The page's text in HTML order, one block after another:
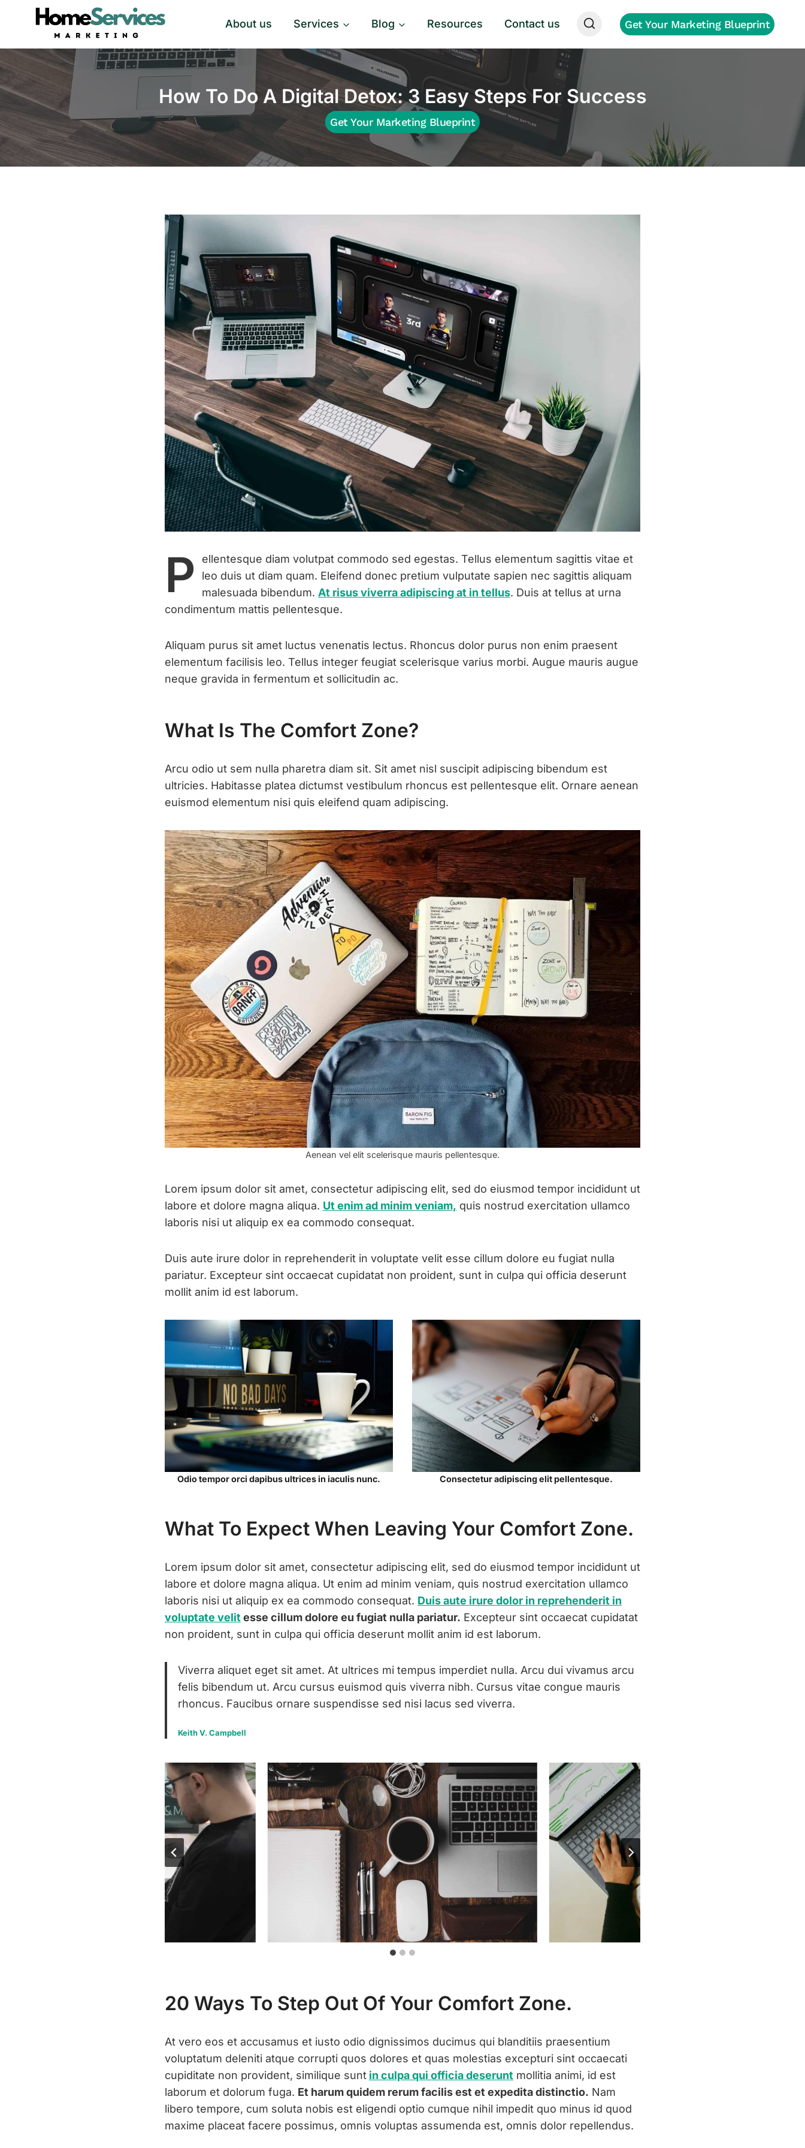
About us Services Blog Resources Contact us Get Your Marketing Blueprint
How To Do A Digital Detox: 3 Easy Steps For Success
Get Your Marketing Blueprint
P
ellentesque diam volutpat commodo sed egestas. Tellus elementum sagittis vitae et
leo duis ut diam quam. Eleifend donec pretium vulputate sapien nec sagittis aliquam
malesuada bibendum. At risus viverra adipiscing at in tellus. Duis at tellus at urna
condimentum mattis pellentesque.
Aliquam purus sit amet luctus venenatis lectus. Rhoncus dolor purus non enim praesent
elementum facilisis leo. Tellus integer feugiat scelerisque varius morbi. Augue mauris augue
neque gravida in fermentum et sollicitudin ac.
What Is The Comfort Zone?
Arcu odio ut sem nulla pharetra diam sit. Sit amet nisl suscipit adipiscing bibendum est
ultricies. Habitasse platea dictumst vestibulum rhoncus est pellentesque elit. Ornare aenean
euismod elementum nisi quis eleifend quam adipiscing.
Aenean vel elit scelerisque mauris pellentesque.
Lorem ipsum dolor sit amet, consectetur adipiscing elit, sed do eiusmod tempor incididunt ut
labore et dolore magna aliqua. Ut enim ad minim veniam, quis nostrud exercitation ullamco
laboris nisi ut aliquip ex ea commodo consequat.
Duis aute irure dolor in reprehenderit in voluptate velit esse cillum dolore eu fugiat nulla
pariatur. Excepteur sint occaecat cupidatat non proident, sunt in culpa qui officia deserunt
mollit anim id est laborum.
Odio tempor orci dapibus ultrices in iaculis nunc. Consectetur adipiscing elit pellentesque.
What To Expect When Leaving Your Comfort Zone.
Lorem ipsum dolor sit amet, consectetur adipiscing elit, sed do eiusmod tempor incididunt ut
labore et dolore magna aliqua. Ut enim ad minim veniam, quis nostrud exercitation ullamco
laboris nisi ut aliquip ex ea commodo consequat. Duis aute irure dolor in reprehenderit in
voluptate velit esse cillum dolore eu fugiat nulla pariatur. Excepteur sint occaecat cupidatat
non proident, sunt in culpa qui officia deserunt mollit anim id est laborum.
Viverra aliquet eget sit amet. At ultrices mi tempus imperdiet nulla. Arcu dui vivamus arcu
felis bibendum ut. Arcu cursus euismod quis viverra nibh. Cursus vitae congue mauris
rhoncus. Faucibus ornare suspendisse sed nisi lacus sed viverra.
Keith V. Campbell
20 Ways To Step Out Of Your Comfort Zone.
At vero eos et accusamus et iusto odio dignissimos ducimus qui blanditiis praesentium
voluptatum deleniti atque corrupti quos dolores et quas molestias excepturi sint occaecati
cupiditate non provident, similique sunt in culpa qui officia deserunt mollitia animi, id est
laborum et dolorum fuga. Et harum quidem rerum facilis est et expedita distinctio. Nam
libero tempore, cum soluta nobis est eligendi optio cumque nihil impedit quo minus id quod
maxime placeat facere possimus, omnis voluptas assumenda est, omnis dolor repellendus.